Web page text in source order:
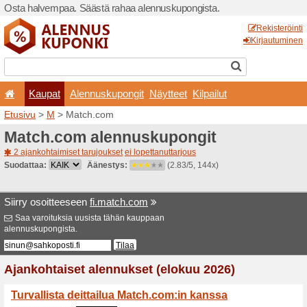
Osta halvempaa. Säästä
Kaupat
Etusivu>M> Match.com